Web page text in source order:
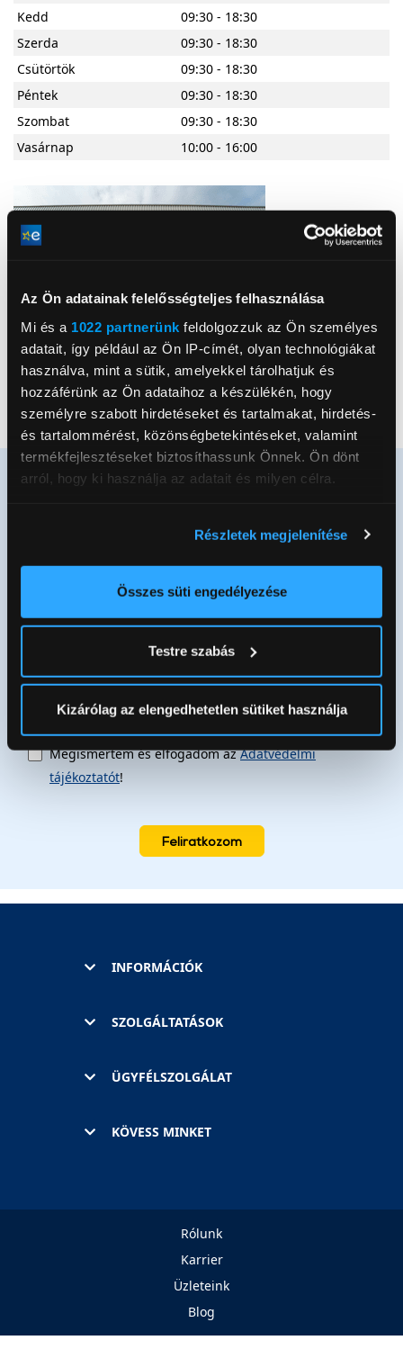
Az Ön adatainak felelősségteljes felhasználása
Mi és a 1022 partnerünk feldolgozzuk az Ön személyes
adatait, így például az Ön IP-címét, olyan technológiákat
használva, mint a sütik, amelyekkel tárolhatjuk és
hozzáférünk az Ön adataihoz a készülékén, hogy
személyre szabott hirdetéseket és tartalmakat, hirdetés-
és tartalommérést, közönségbetekintéseket, valamint
termékfejlesztéseket biztosíthassunk Önnek. Ön dönt
arról, hogy ki használja az adatait és milyen célra.
elhelyezkedéséről pár méteres pontossággal
Az Ön készülékén beazonosítása annak konkrét
módjairól és adja meg preferenciáit aRészletek
pontban. Bármikor módosíthatja vagy visszavonhatja a
Sütinyilatkozathoz való hozzájárulását.
okat használ, melyeket az Ön gépén tárol a rendszer. A
cookie-k személyazonosítására nem alkalmasak,
használatával Ön elfogadja a cookie-k használatát.
További információk:
Adatvédelem
Részletek megjelenítése
Összes süti engedélyezése
Testre szabás
Kizárólag az elengedhetetlen sütiket használja
Kedd
09:30 - 18:30
Szerda
09:30 - 18:30
Csütörtök
09:30 - 18:30
Péntek
09:30 - 18:30
Szombat
09:30 - 18:30
Vasárnap
10:00 - 16:00
Google Maps útvonal
Kedvenc
Értesülj elsőként újdonságainkról és
akcióinkról
Megismertem és elfogadom azAdatvédelmi
tájékoztatót!
Feliratkozom
INFORMÁCIÓK
SZOLGÁLTATÁSOK
ÜGYFÉLSZOLGÁLAT
KÖVESS MINKET
Rólunk
Karrier
Üzleteink
Blog